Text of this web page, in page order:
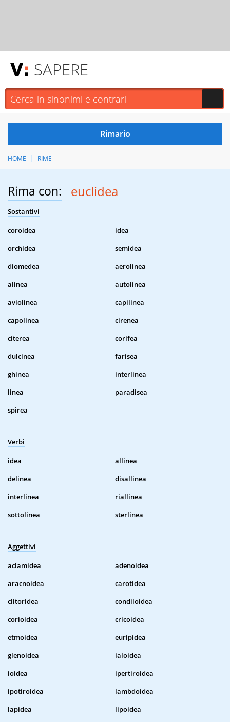
SAPERE
HOME RIME
Rima con: euclidea
Sostantivi
coroidea
idea
orchidea
semidea
diomedea
aerolinea
alinea
autolinea
aviolinea
capilinea
capolinea
cirenea
citerea
corifea
dulcinea
farisea
ghinea
interlinea
linea
paradisea
spirea
Verbi
idea
allinea
delinea
disallinea
interlinea
riallinea
sottolinea
sterlinea
Aggettivi
aclamidea
adenoidea
aracnoidea
carotidea
clitoridea
condiloidea
corioidea
cricoidea
etmoidea
euripidea
glenoidea
ialoidea
ioidea
ipertiroidea
ipotiroidea
lambdoidea
lapidea
lipoidea